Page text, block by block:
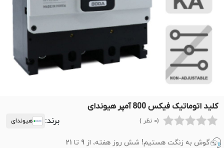
کلید اتوماتیک فیکس 800 آمپر هیوندای
(0 نظر ) برند: هیوندای
گوش به زنگت هستیم! شش روز هفته، از 9 تا 21